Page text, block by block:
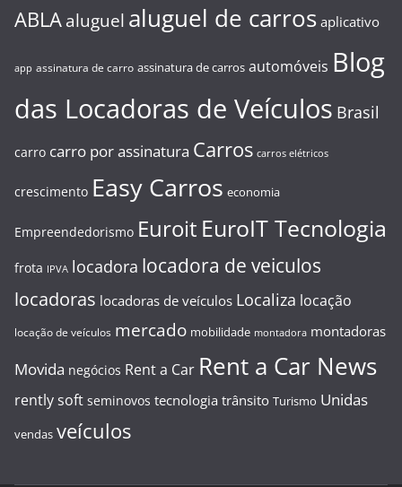
ABLA aluguel aluguel de carros aplicativo
app assinatura de carro assinatura de carros automóveis Blog
das Locadoras de Veículos Brasil
carro carro por assinatura Carros carros elétricos
crescimento Easy Carros economia
Empreendedorismo Euroit EuroIT Tecnologia
frota IPVA locadora locadora de veiculos
locadoras locadoras de veículos Localiza locação
locação de veículos mercado mobilidade montadora montadoras
Movida negócios Rent a Car Rent a Car News
rently soft seminovos tecnologia trânsito Turismo Unidas
vendas veículos